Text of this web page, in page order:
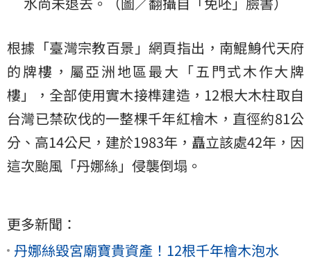
根據「臺灣宗教百景」網頁指出，南鯤鯓代天府
的牌樓，屬亞洲地區最大「五門式木作大牌
樓」，全部使用實木接榫建造，12根大木柱取自
台灣已禁砍伐的一整棵千年紅檜木，直徑約81公
分、高14公尺，建於1983年，矗立該處42年，因
這次颱風「丹娜絲」侵襲倒塌。
更多新聞：
丹娜絲毀宮廟寶貴資產！12根千年檜木泡水